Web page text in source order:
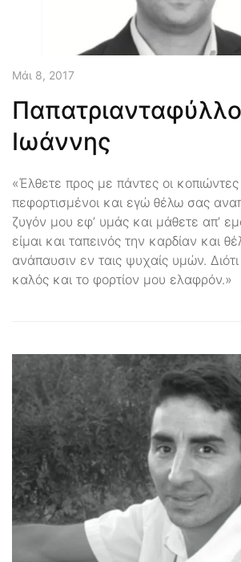
Μάι 8, 2017
Ιωάννης
«Έλθετε προς με πάντες οι κοπιώντες
πεφορτισμένοι και εγώ θέλω σας
ζυγόν μου εφ’ υμάς και μάθετε απ’
είμαι και ταπεινός την καρδίαν και
ανάπαυσιν εν ταις ψυχαίς υμών.
καλός και το φορτίον μου ελαφρόν.»